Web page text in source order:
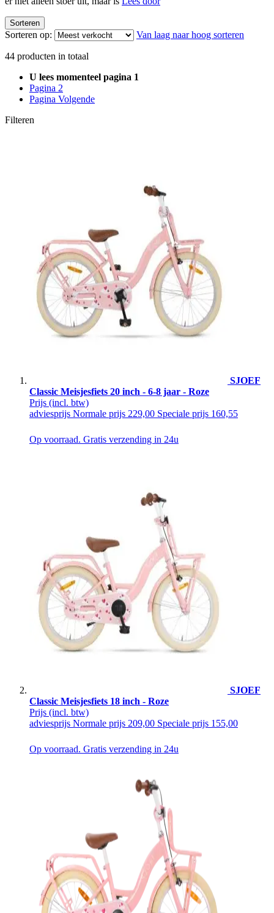
Sorteren
Sorteren op: Van laag naar hoog sorteren
44 producten in totaal
U lees momenteel pagina 1
Pagina 2
Pagina Volgende
Filteren
SJOEF
Classic Meisjesfiets 20 inch - 6-8 jaar - Roze
Prijs (incl. btw)
adviesprijs Normale prijs 229,00 Speciale prijs 160,55
Op voorraad. Gratis verzending in 24u
SJOEF
Classic Meisjesfiets 18 inch - Roze
Prijs (incl. btw)
adviesprijs Normale prijs 209,00 Speciale prijs 155,00
Op voorraad. Gratis verzending in 24u